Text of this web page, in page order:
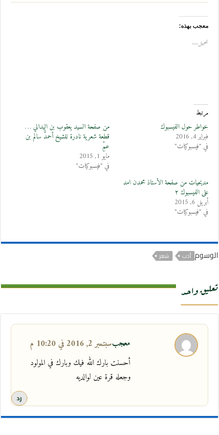
معجب بهذه:
تحميل...
مرتبط
خواطر حول الفيسبوك
فبراير 4, 2016
في "فيسبوكيات"
من صفحة السيد يعقوب بن اليدالي …
قطعة شعرية نادرة للشيخ أحمدُّ سالم بن
عمِّ
مايو 1, 2015
في "فيسبوكيات"
مديحيات من صفحة الأستاذ محمدن امد
على الفيسبوك ٢
أبريل 6, 2015
في "فيسبوكيات"
الوسوم أدب شعر
تعليق واحد
معجبسبتمبر 2, 2016 في 10:20 م
أحسنت بارك الله فيك وبارك في المولود
وجعله قرة عين لوالديه
رد